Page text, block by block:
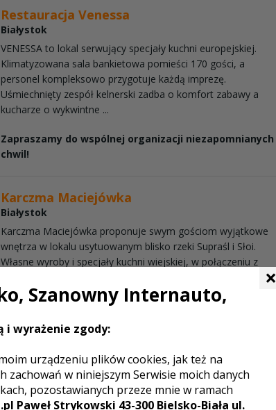
Restauracja Venessa
Białystok
VENESSA to lokal serwujący specjały kuchni europejskiej.
Klimatyzowana sala bankietowa pomieści 170 gości, a
personel kompleksowo przygotuje każdą imprezę.
Uśmiechnięty zespół kelnerski zadba o komfort zabawy a
kucharze o wykwintne ...
Zapraszamy do wspólnej organizacji niezapomnianych
chwil!
Karczma Maciejówka
Białystok
Karczma Maciejówka proponuje swym gościom wyjątkowe
wnętrza w lokalu usytuowanym blisko rzeki Supraśl i Słoi.
Własne wyroby i specjały kuchni wiejskiej, w połączeniu z
Czem chata bogata, tem rada.
Hotel Branicki ****
Białystok
Hotel Branicki proponuje Państwu dwie sale bankietowe, na
70 osób, na bardziej kameralne spotkania i większa z holem
×
Szanowny Internauto,
i wyrażenie zgody:
urządzeniu plików cookies, jak też na
zachowań w niniejszym Serwisie moich danych
pozostawianych przeze mnie w ramach
Paweł Strykowski 43-300 Bielsko-Biała ul.